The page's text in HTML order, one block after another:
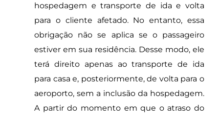
hospedagem e transporte de ida e volta
para o cliente afetado. No entanto, essa
obrigação não se aplica se o passageiro
estiver em sua residência. Desse modo, ele
terá direito apenas ao transporte de ida
para casa e, posteriormente, de volta para o
aeroporto, sem a inclusão da hospedagem.
A partir do momento em que o atraso do